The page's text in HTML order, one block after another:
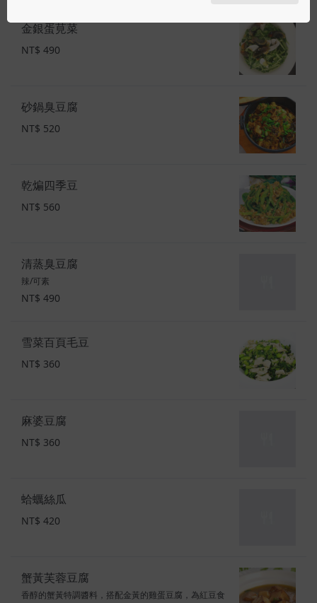
金銀蛋莧菜
NT$ 490
砂鍋臭豆腐
NT$ 520
乾煸四季豆
NT$ 560
清蒸臭豆腐
辣/可素
NT$ 490
雪菜百頁毛豆
NT$ 360
麻婆豆腐
NT$ 360
蛤蠣絲瓜
NT$ 420
蟹黃芙蓉豆腐
香醇的蟹黃特調醬料，搭配金黃的雞蛋豆腐，為紅豆食